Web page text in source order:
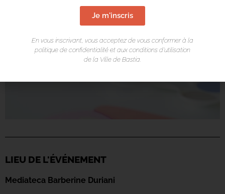
LIEU DE L'ÉVÉNEMENT
Mediateca Barberine Duriani
Je m'inscris
En vous inscrivant, vous acceptez de vous conformer à la
politique de confidentialité et aux conditions d’utilisation
de la Ville de Bastia.